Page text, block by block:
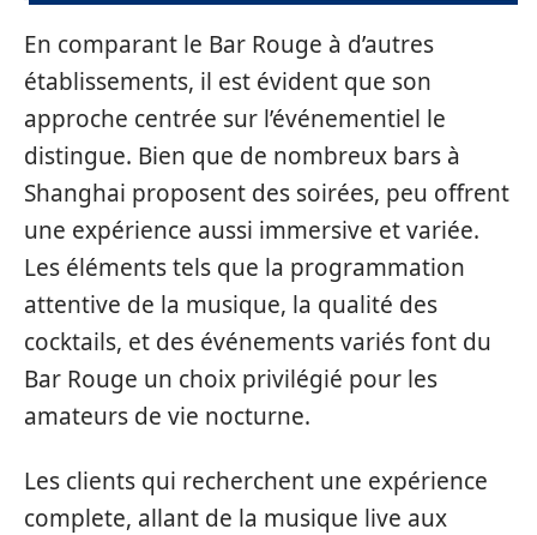
En comparant le Bar Rouge à d’autres
établissements, il est évident que son
approche centrée sur l’événementiel le
distingue. Bien que de nombreux bars à
Shanghai proposent des soirées, peu offrent
une expérience aussi immersive et variée.
Les éléments tels que la programmation
attentive de la musique, la qualité des
cocktails, et des événements variés font du
Bar Rouge un choix privilégié pour les
amateurs de vie nocturne.
Les clients qui recherchent une expérience
complete, allant de la musique live aux